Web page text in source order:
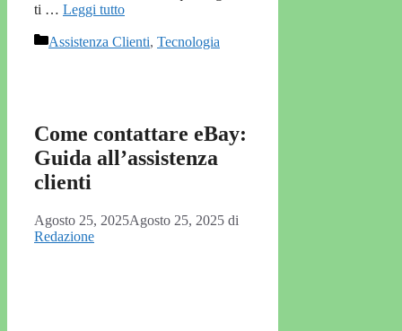
ti … Leggi tutto
Categorie
Assistenza Clienti, Tecnologia
Come contattare eBay:
Guida all’assistenza
clienti
Agosto 25, 2025Agosto 25, 2025 di
Redazione